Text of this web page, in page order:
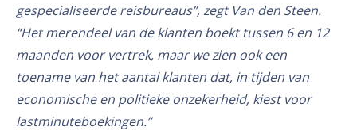
gespecialiseerde reisbureaus”, zegt Van den Steen.
“Het merendeel van de klanten boekt tussen 6 en 12
maanden voor vertrek, maar we zien ook een
toename van het aantal klanten dat, in tijden van
economische en politieke onzekerheid, kiest voor
lastminuteboekingen.”